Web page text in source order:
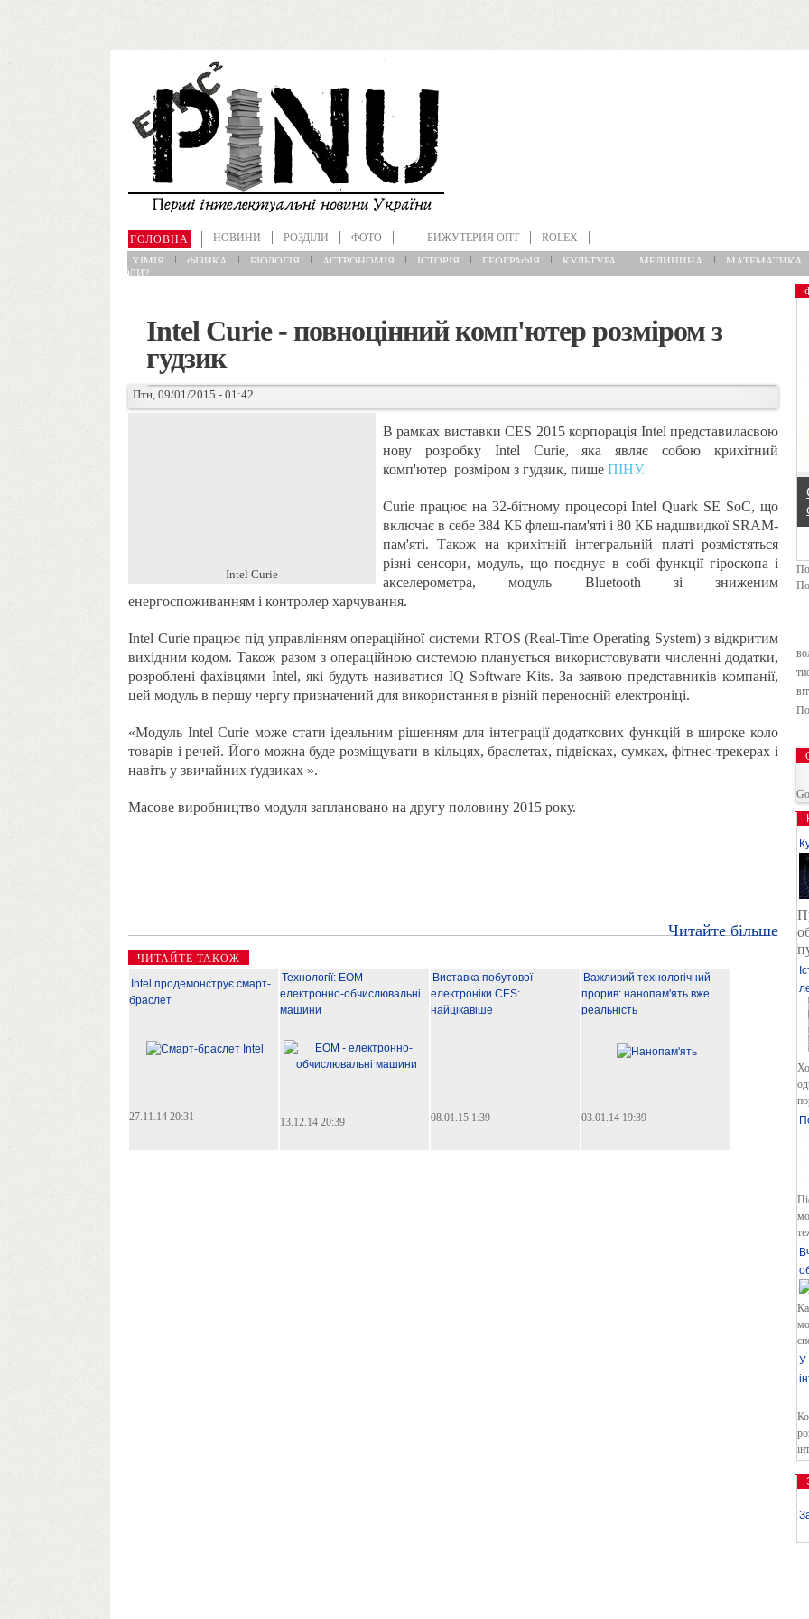
Перейти до основного матеріалу
ГОЛОВНА НОВИНИ
РОЗДІЛИ
ХІМІЯ
ФІЗИКА БІОЛОГІЯ АСТРОНОМІЯ ІСТОРІЯ ГЕОГРАФІЯ КУЛЬТУРА МЕДИЦИНА МАТЕМАТИКА
ЩО?ДЕ?КОЛИ?
ФОТО БИЖУТЕРИЯ ОПТ ROLEX
Intel Curie - повноцінний комп'ютер розміром з
гудзик
Птн, 09/01/2015 - 01:42
Intel Curie
В рамках виставки CES 2015 корпорація Intel представиласвою
нову розробку Intel Curie, яка являє собою крихітний
комп'ютер розміром з гудзик, пише ПІНУ.
Curie працює на 32-бітному процесорі Intel Quark SE SoC, що
включає в себе 384 КБ флеш-пам'яті і 80 КБ надшвидкої SRAM-
пам'яті. Також на крихітній інтегральній платі розмістяться
різні сенсори, модуль, що поєднує в собі функції гіроскопа і
акселерометра, модуль Bluetooth зі зниженим
енергоспоживанням і контролер харчування.
Intel Curie працює під управлінням операційної системи RTOS (Real-Time Operating System) з відкритим
вихідним кодом. Також разом з операційною системою планується використовувати численні додатки,
розроблені фахівцями Intel, які будуть називатися IQ Software Kits. За заявою представників компанії,
цей модуль в першу чергу призначений для використання в різній переносній електроніці.
«Модуль Intel Curie може стати ідеальним рішенням для інтеграції додаткових функцій в широке коло
товарів і речей. Його можна буде розміщувати в кільцях, браслетах, підвісках, сумках, фітнес-трекерах і
навіть у звичайних ґудзиках ».
Масове виробництво модуля заплановано на другу половину 2015 року.
Читайте більше
У
ЧИТАЙТЕ ТАКОЖ
Intel продемонструє смарт-
браслет
27.11.14 20:31
Технології: ЕОМ -
електронно-обчислювальні
машини
13.12.14 20:39
Виставка побутової
електроніки CES:
найцікавіше
08.01.15 1:39
Важливий технологічний
прорив: нанопам'ять вже
реальність
03.01.14 19:39